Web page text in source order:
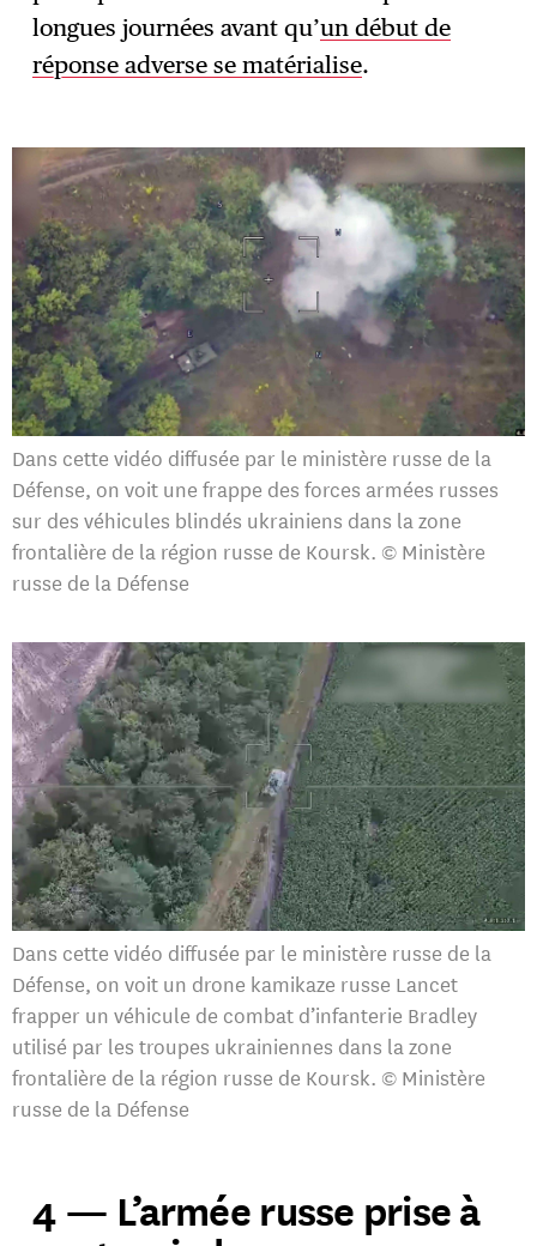
longues journées avant qu’un début de
réponse adverse se matérialise.
Dans cette vidéo diffusée par le ministère russe de la
Défense, on voit une frappe des forces armées russes
sur des véhicules blindés ukrainiens dans la zone
frontalière de la région russe de Koursk. © Ministère
russe de la Défense
Dans cette vidéo diffusée par le ministère russe de la
Défense, on voit un drone kamikaze russe Lancet
frapper un véhicule de combat d’infanterie Bradley
utilisé par les troupes ukrainiennes dans la zone
frontalière de la région russe de Koursk. © Ministère
russe de la Défense
4 — L’armée russe prise à